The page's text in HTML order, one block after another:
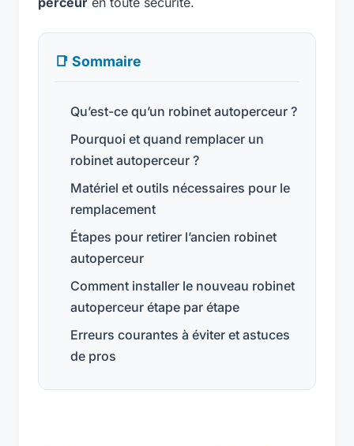
📑 Sommaire
Qu’est-ce qu’un robinet autoperceur ?
Pourquoi et quand remplacer un
robinet autoperceur ?
Matériel et outils nécessaires pour le
remplacement
Étapes pour retirer l’ancien robinet
autoperceur
Comment installer le nouveau robinet
autoperceur étape par étape
Erreurs courantes à éviter et astuces
de pros